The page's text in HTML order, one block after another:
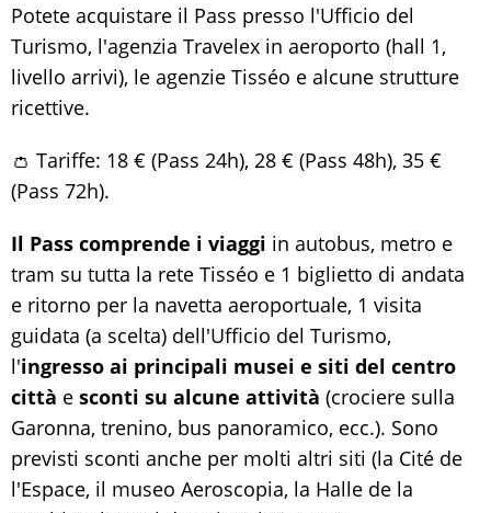
Potete acquistare il Pass presso l'Ufficio del
Turismo, l'agenzia Travelex in aeroporto (hall 1,
livello arrivi), le agenzie Tisséo e alcune strutture
ricettive.
👛 Tariffe: 18 € (Pass 24h), 28 € (Pass 48h), 35 €
(Pass 72h).
Il Pass comprende i viaggi in autobus, metro e
tram su tutta la rete Tisséo e 1 biglietto di andata
e ritorno per la navetta aeroportuale, 1 visita
guidata (a scelta) dell'Ufficio del Turismo,
l'ingresso ai principali musei e siti del centro
città e sconti su alcune attività (crociere sulla
Garonna, trenino, bus panoramico, ecc.). Sono
previsti sconti anche per molti altri siti (la Cité de
l'Espace, il museo Aeroscopia, la Halle de la